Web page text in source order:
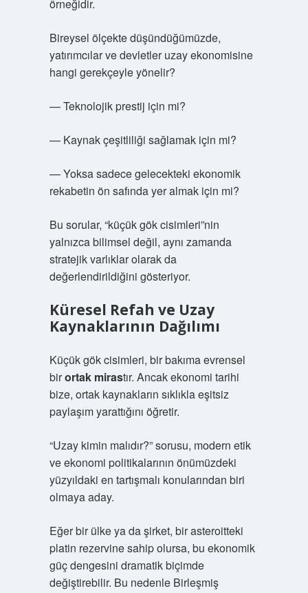
örneğidir.
Bireysel ölçekte düşündüğümüzde,
yatırımcılar ve devletler uzay ekonomisine
hangi gerekçeyle yönelir?
— Teknolojik prestij için mi?
— Kaynak çeşitliliği sağlamak için mi?
— Yoksa sadece gelecekteki ekonomik
rekabetin ön safında yer almak için mi?
Bu sorular, “küçük gök cisimleri”nin
yalnızca bilimsel değil, aynı zamanda
stratejik varlıklar olarak da
değerlendirildiğini gösteriyor.
Küresel Refah ve Uzay
Kaynaklarının Dağılımı
Küçük gök cisimleri, bir bakıma evrensel
birortak mirastır. Ancak ekonomi tarihi
bize, ortak kaynakların sıklıklaeşitsiz
paylaşımyarattığını öğretir.
“Uzay kimin malıdır?” sorusu, modern etik
ve ekonomi politikalarının önümüzdeki
yüzyıldaki en tartışmalı konularından biri
olmaya aday.
Eğer bir ülke ya da şirket, bir asteroitteki
platin rezervine sahip olursa, bu ekonomik
güç dengesini dramatik biçimde
değiştirebilir. Bu nedenle Birleşmiş